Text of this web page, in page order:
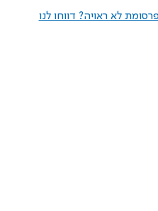
לא ראויה? דווחו לנו